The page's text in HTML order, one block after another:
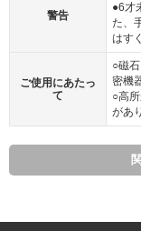
警告
●6才
た、
はす
ご使用にあたっ
て
○磁
密機
○高
があ